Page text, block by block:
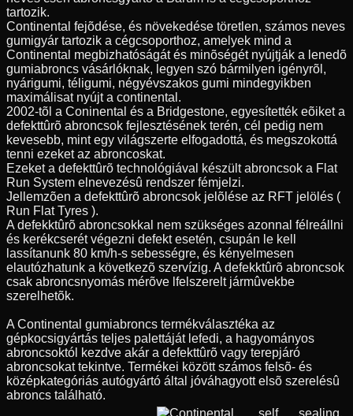
tartozik.
Continental fejõdése, és növekedése töretlen, számos neves
gumigyár tartozik a cégcsoporthoz, amelyek mind a
Continental megbizhatóságát és minõségét nyújtják a lenedõ
gumiabroncs vásárlóknak, legyen szó bármilyen igényrõl,
nyárigumi, téligumi, négyévszakos gumi mindegyikben
maximálisat nyújt a continental.
2002-tõl a Coninental és a Bridgestone, egyesítették eõiket a
defekttûrõ abroncsok fejlesztésének terén, cél pedig nem
kevesebb, mint egy világszerte elfogadottá, és megszokottá
tenni ezeket az abroncoskat.
Ezeket a defekttûrõ technológiával készült abroncsok a Flat
Run System elnevezésû rendszer fémjelzi.
Jellemzõen a defekttûrõ abroncsok jelõlése az RFT jelölés (
Run Flat Tyres ).
A defekktûrõ abroncsokkal nem szükséges azonnal félreállni
és kerékcserét végezni defekt esetén, csupán le kell
lassítanunk 80 km/h-s sebességre, és kényelmesen
elautózhatunk a következõ szervízig. A defekktûrõ abroncsok
csak abroncsnyomás mérõve lfelszerelt jármûvekbe
szerelhetõk.
A Continental gumiabroncs termékválasztéka az
gépkocsigyártás teljes palettáját lefedi, a hagyományos
abroncsoktól kezdve akár a defekttûrõ vagy terepjáró
abroncsokat tekintve. Termékei között számos felsõ- és
középkategóriás autógyártó által jóváhagyott elsõ szerelésû
abroncs található.